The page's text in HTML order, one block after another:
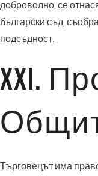
доброволно, се
български съд,
подсъдност.
XXI.
Търговецът има